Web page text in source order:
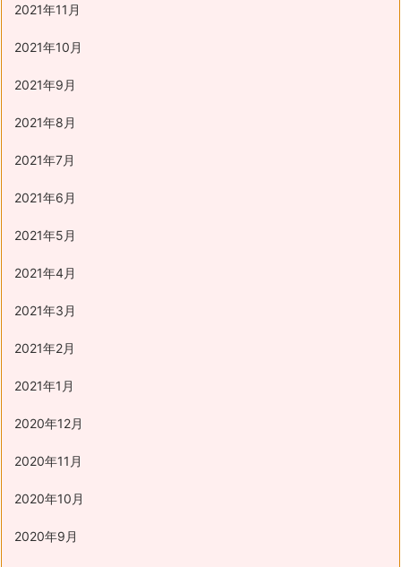
2021年11月
2021年10月
2021年9月
2021年8月
2021年7月
2021年6月
2021年5月
2021年4月
2021年3月
2021年2月
2021年1月
2020年12月
2020年11月
2020年10月
2020年9月